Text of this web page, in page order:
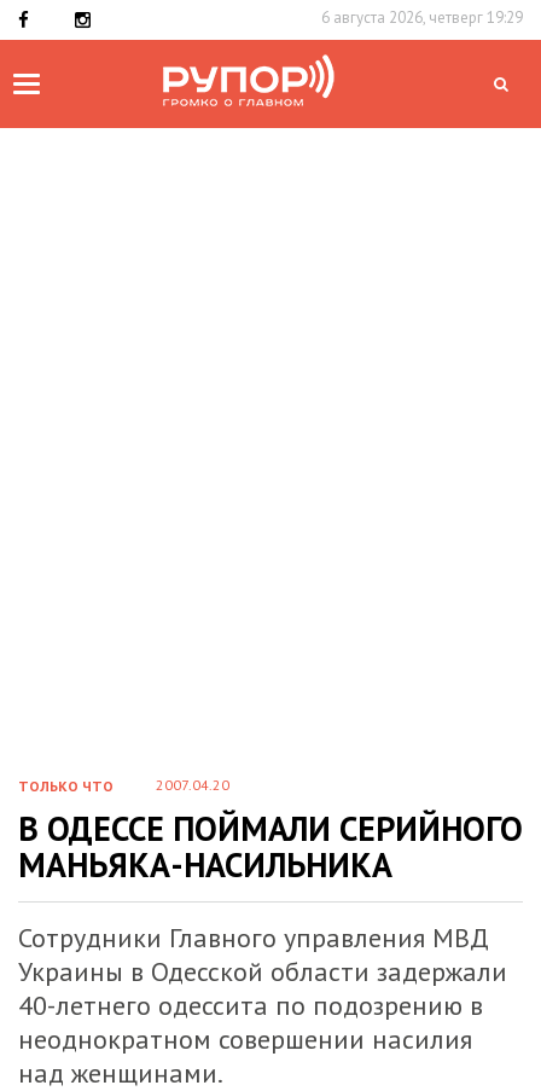
6 августа 2026, четверг 19:29
Toggle
ТОЛЬКО ЧТО 2007.04.20
В ОДЕССЕ ПОЙМАЛИ СЕРИЙНОГО
МАНЬЯКА-НАСИЛЬНИКА
Сотрудники Главного управления МВД
Украины в Одесской области задержали
40-летнего одессита по подозрению в
неоднократном совершении насилия
над женщинами.